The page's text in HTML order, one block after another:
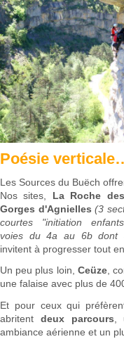
Poésie
Les Sources du Buëch
Nos sites, La Roche
Gorges d'Agnielles (3
courtes "initiation
voies du 4a au 6b dont
invitent à progresser tout
Un peu plus loin, Ceüze,
une falaise avec plus de
Et pour ceux qui
abritent deux parcours
ambiance aérienne et un